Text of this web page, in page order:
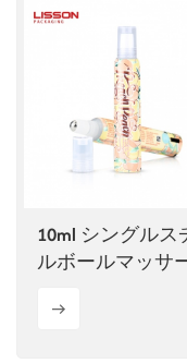
10ml シングルス
ルボールマッサ
イズ可能）